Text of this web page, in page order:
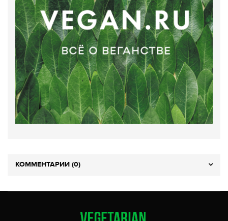
КОММЕНТАРИИ (0)